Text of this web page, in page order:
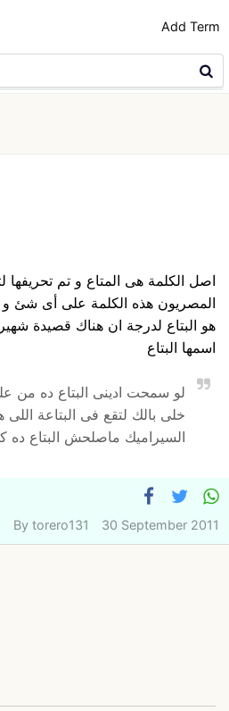
Add Term
اصل الكلمة هى المتاع و تم تحريفها
المصريون هذه الكلمة على أى شئ و
هو البتاع لدرجة ان هناك قصيدة
اسمها البتاع
لو سمحت ادينى البتاع ده من
خلى بالك لتقع فى البتاعة اللى
السيراميك ماصلحش البتاع ده
Bytorero131 30 September 2011